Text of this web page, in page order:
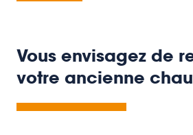
Vous envisagez de
votre ancienne